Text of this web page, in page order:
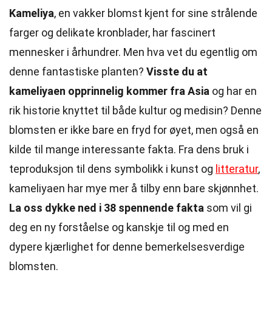
Kameliya, en vakker blomst kjent for sine strålende
farger og delikate kronblader, har fascinert
mennesker i århundrer. Men hva vet du egentlig om
denne fantastiske planten? Visste du at
kameliyaen opprinnelig kommer fra Asia og har en
rik historie knyttet til både kultur og medisin? Denne
blomsten er ikke bare en fryd for øyet, men også en
kilde til mange interessante fakta. Fra dens bruk i
teproduksjon til dens symbolikk i kunst og litteratur,
kameliyaen har mye mer å tilby enn bare skjønnhet.
La oss dykke ned i 38 spennende fakta som vil gi
deg en ny forståelse og kanskje til og med en
dypere kjærlighet for denne bemerkelsesverdige
blomsten.